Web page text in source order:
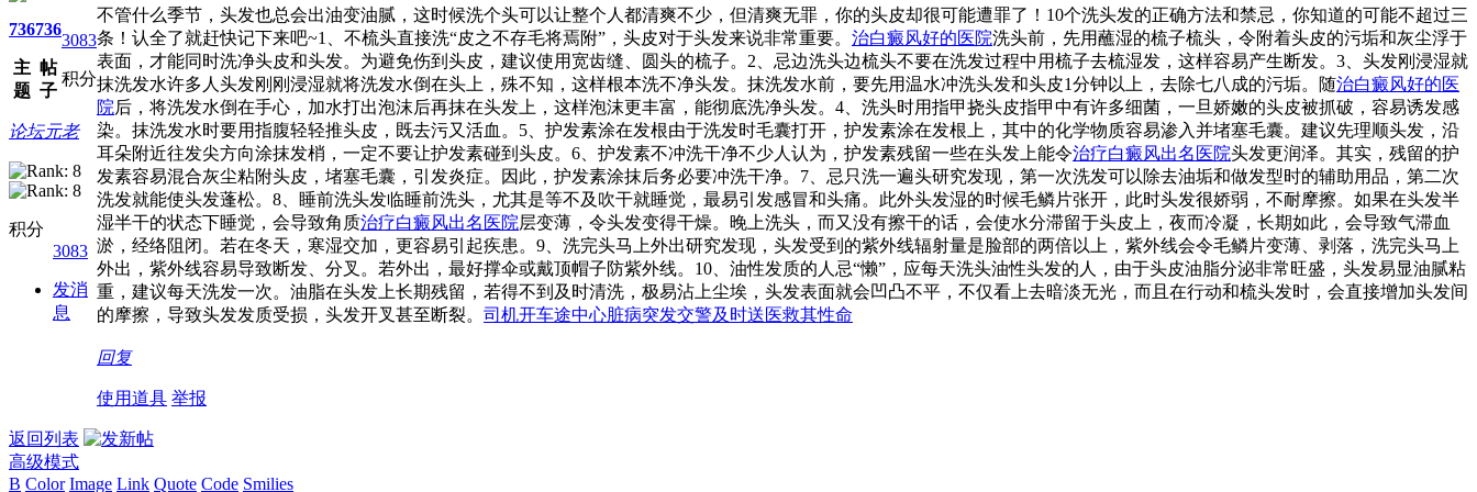
736
主
题
736
帖
子
3083
积分
论坛元老
积分
3083
发消
息
不管什么季节，头发也总会出油变油腻，这时候洗个头可以让整个人都清爽不少，但清爽无罪，你的头皮却很可能遭罪了！10个洗头发的正确方法和禁忌，你知道的可能不超过三
条！认全了就赶快记下来吧~1、不梳头直接洗“皮之不存毛将焉附”，头皮对于头发来说非常重要。 治白癜风好的医院洗头前，先用蘸湿的梳子梳头，令附着头皮的污垢和灰尘浮于
表面，才能同时洗净头皮和头发。为避免伤到头皮，建议使用宽齿缝、圆头的梳子。2、忌边洗头边梳头不要在洗发过程中用梳子去梳湿发，这样容易产生断发。3、头发刚浸湿就
抹洗发水许多人头发刚刚浸湿就将洗发水倒在头上，殊不知，这样根本洗不净头发。抹洗发水前，要先用温水冲洗头发和头皮1分钟以上，去除七八成的污垢。随治白癜风好的医
院后，将洗发水倒在手心，加水打出泡沫后再抹在头发上，这样泡沫更丰富，能彻底洗净头发。4、洗头时用指甲挠头皮指甲中有许多细菌，一旦娇嫩的头皮被抓破，容易诱发感
染。抹洗发水时要用指腹轻轻推头皮，既去污又活血。5、护发素涂在发根由于洗发时毛囊打开，护发素涂在发根上，其中的化学物质容易渗入并堵塞毛囊。建议先理顺头发，沿
耳朵附近往发尖方向涂抹发梢，一定不要让护发素碰到头皮。6、护发素不冲洗干净不少人认为，护发素残留一些在头发上能令治疗白癜风出名医院头发更润泽。其实，残留的护
发素容易混合灰尘粘附头皮，堵塞毛囊，引发炎症。因此，护发素涂抹后务必要冲洗干净。7、忌只洗一遍头研究发现，第一次洗发可以除去油垢和做发型时的辅助用品，第二次
洗发就能使头发蓬松。8、睡前洗头发临睡前洗头，尤其是等不及吹干就睡觉，最易引发感冒和头痛。此外头发湿的时候毛鳞片张开，此时头发很娇弱，不耐摩擦。如果在头发半
湿半干的状态下睡觉，会导致角质治疗白癜风出名医院层变薄，令头发变得干燥。晚上洗头，而又没有擦干的话，会使水分滞留于头皮上，夜而冷凝，长期如此，会导致气滞血
淤，经络阻闭。若在冬天，寒湿交加，更容易引起疾患。9、洗完头马上外出研究发现，头发受到的紫外线辐射量是脸部的两倍以上，紫外线会令毛鳞片变薄、剥落，洗完头马上
外出，紫外线容易导致断发、分叉。若外出，最好撑伞或戴顶帽子防紫外线。10、油性发质的人忌“懒”，应每天洗头油性头发的人，由于头皮油脂分泌非常旺盛，头发易显油腻粘
重，建议每天洗发一次。油脂在头发上长期残留，若得不到及时清洗，极易沾上尘埃，头发表面就会凹凸不平，不仅看上去暗淡无光，而且在行动和梳头发时，会直接增加头发间
的摩擦，导致头发发质受损，头发开叉甚至断裂。 司机开车途中心脏病突发交警及时送医救其性命
回复
使用道具 举报
返回列表
高级模式
B Color Image Link Quote Code Smilies